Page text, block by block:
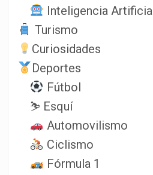
Inteligencia Artificial
Turismo
Curiosidades
Deportes
Fútbol
⛷️ Esquí
Automovilismo
Ciclismo
Fórmula 1